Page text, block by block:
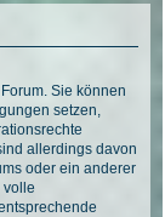
Sie können
setzen,
allerdings davon
oder ein anderer
volle